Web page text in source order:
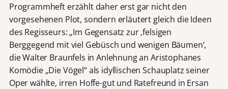
Programmheft erzählt daher erst gar nicht den
vorgesehenen Plot, sondern erläutert gleich die Ideen
des Regisseurs: „Im Gegensatz zur ‚felsigen
Berggegend mit viel Gebüsch und wenigen Bäumen‘,
die Walter Braunfels in Anlehnung an Aristophanes
Komödie „Die Vögel“ als idyllischen Schauplatz seiner
Oper wählte, irren Hoffe-gut und Ratefreund in Ersan